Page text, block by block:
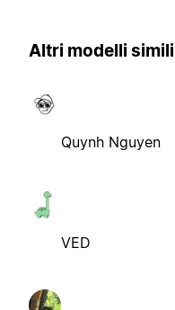
Altri modelli simili
Quynh Nguyen
VED